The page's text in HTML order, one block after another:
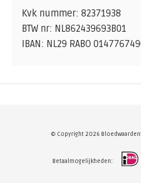
Kvk nummer: 82371938
BTW nr: NL862439693B01
IBAN: NL29 RABO
© Copyright 2026
Betaalmogelijkheden: